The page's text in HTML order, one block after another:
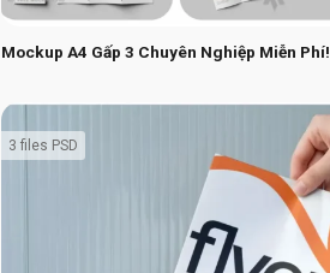
Mockup A4 Gấp 3 Chuyên Nghiệp Miễn Phí!
3 files PSD